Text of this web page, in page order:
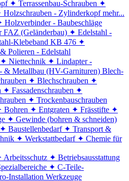
✦ Terrassenbau-Schrauben ✦
Holzschrauben - Zylinderkopf mehr...
Holzverbinder - Baubeschläge
FAZ (Geländerbau) ✦ Edelstahl -
Klebeband KB 476 ✦
Polieren - Edelstahl
✦ Niettechnik ✦ Lindapter -
& Metallbau (HV-Garnituren) Blech-
✦ Blechschrauben ✦
✦ Fassadenschrauben ✦
✦ Trockenbauschrauben
Bohren ✦ Entgraten ✦ Frässtifte ✦
✦ Gewinde (bohren & schneiden)
✦ Baustellenbedarf ✦ Transport &
✦ Werkstattbedarf ✦ Chemie für
Arbeitsschutz ✦ Betriebsausstattung
✦ C-Teile-
Installation Werkzeuge